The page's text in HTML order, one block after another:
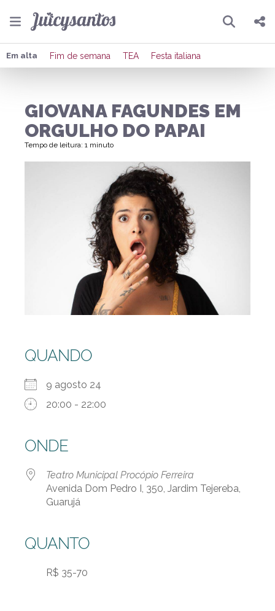
Pesquisar
Compartilhar
Enviar por Whatsapp
Em alta Fim de semana TEA Festa italiana
GIOVANA FAGUNDES EM
ORGULHO DO PAPAI
Tempo de leitura: 1 minuto
QUANDO
9 agosto 24
20:00 - 22:00
ONDE
Teatro Municipal Procópio Ferreira
Avenida Dom Pedro I, 350, Jardim Tejereba,
Guarujá
QUANTO
R$ 35-70